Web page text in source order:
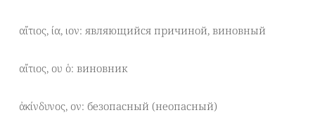
αἴτιος, ία, ιον: являющийся причиной, виновный
αἴτιος, ου ὁ: виновник
ἀκίνδυνος, ον: безопасный (неопасный)